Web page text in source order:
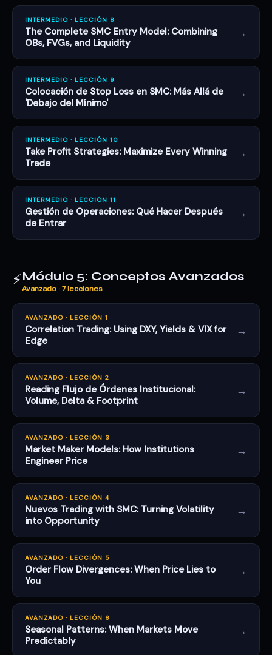
INTERMEDIO · LECCIÓN 8
The Complete SMC Entry Model: Combining
OBs, FVGs, and Liquidity
→
INTERMEDIO · LECCIÓN 9
Colocación de Stop Loss en SMC: Más Allá de
'Debajo del Mínimo'
→
INTERMEDIO · LECCIÓN 10
Take Profit Strategies: Maximize Every Winning
Trade
→
INTERMEDIO · LECCIÓN 11
Gestión de Operaciones: Qué Hacer Después
de Entrar
→
⚡Módulo 5: Conceptos Avanzados
Avanzado · 7 lecciones
AVANZADO · LECCIÓN 1
Correlation Trading: Using DXY, Yields & VIX for
Edge
→
AVANZADO · LECCIÓN 2
Reading Flujo de Órdenes Institucional:
Volume, Delta & Footprint
→
AVANZADO · LECCIÓN 3
Market Maker Models: How Institutions
Engineer Price
→
AVANZADO · LECCIÓN 4
Nuevos Trading with SMC: Turning Volatility
into Opportunity
→
AVANZADO · LECCIÓN 5
Order Flow Divergences: When Price Lies to
You
→
AVANZADO · LECCIÓN 6
Seasonal Patterns: When Markets Move
Predictably
→